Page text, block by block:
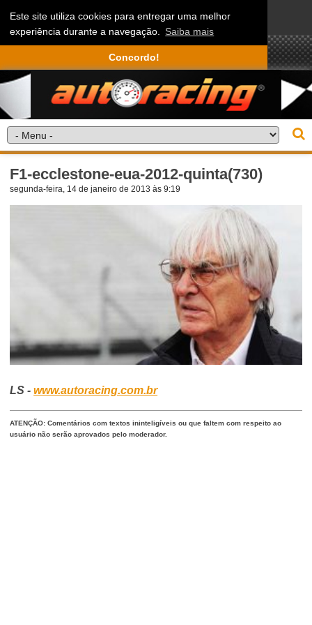
Este site utiliza cookies para entregar uma melhor
experiência durante a navegação. Saiba mais
Concordo!
F1-ecclestone-eua-2012-quinta(730)
segunda-feira, 14 de janeiro de 2013 às 9:19
LS -www.autoracing.com.br
ATENÇÃO: Comentários com textos ininteligíveis ou que faltem com respeito ao
usuário não serão aprovados pelo moderador.